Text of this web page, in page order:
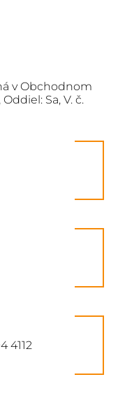
v Obchodnom
Sa, V. č.
4112